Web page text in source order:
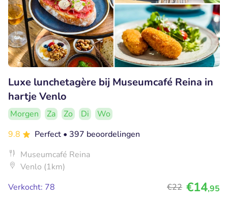
Luxe lunchetagère bij Museumcafé Reina in
hartje Venlo
Morgen Za Zo Di
Wo
9.8
Perfect • 397 beoordelingen
Museumcafé Reina
Venlo (1km)
Verkocht: 78
€22 €14,95